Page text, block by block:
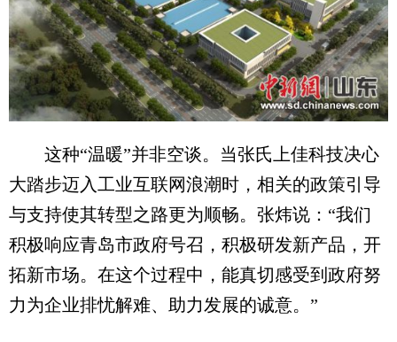
这种“温暖”并非空谈。当张氏上佳科技决心
大踏步迈入工业互联网浪潮时，相关的政策引导
与支持使其转型之路更为顺畅。张炜说：“我们
积极响应青岛市政府号召，积极研发新产品，开
拓新市场。在这个过程中，能真切感受到政府努
力为企业排忧解难、助力发展的诚意。”